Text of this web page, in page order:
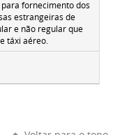
fornecimento dos
estrangeiras de
e não regular que
táxi aéreo.